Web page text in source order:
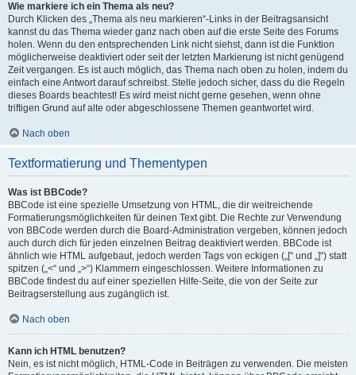
Wie markiere ich ein Thema als neu?
Durch Klicken des „Thema als neu markieren“-Links in der Beitragsansicht
kannst du das Thema wieder ganz nach oben auf die erste Seite des Forums
holen. Wenn du den entsprechenden Link nicht siehst, dann ist die Funktion
möglicherweise deaktiviert oder seit der letzten Markierung ist nicht genügend
Zeit vergangen. Es ist auch möglich, das Thema nach oben zu holen, indem du
einfach eine Antwort darauf schreibst. Stelle jedoch sicher, dass du die Regeln
dieses Boards beachtest! Es wird meist nicht gerne gesehen, wenn ohne
triftigen Grund auf alte oder abgeschlossene Themen geantwortet wird.
Nach oben
Textformatierung und Thementypen
Was ist BBCode?
BBCode ist eine spezielle Umsetzung von HTML, die dir weitreichende
Formatierungsmöglichkeiten für deinen Text gibt. Die Rechte zur Verwendung
von BBCode werden durch die Board-Administration vergeben, können jedoch
auch durch dich für jeden einzelnen Beitrag deaktiviert werden. BBCode ist
ähnlich wie HTML aufgebaut, jedoch werden Tags von eckigen („[“ und „]“) statt
spitzen („<“ und „>“) Klammern eingeschlossen. Weitere Informationen zu
BBCode findest du auf einer speziellen Hilfe-Seite, die von der Seite zur
Beitragserstellung aus zugänglich ist.
Nach oben
Kann ich HTML benutzen?
Nein, es ist nicht möglich, HTML-Code in Beiträgen zu verwenden. Die meisten